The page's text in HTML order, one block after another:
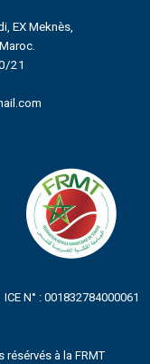
EX Meknès,
21
ICE N° : 001832784000061
à la FRMT